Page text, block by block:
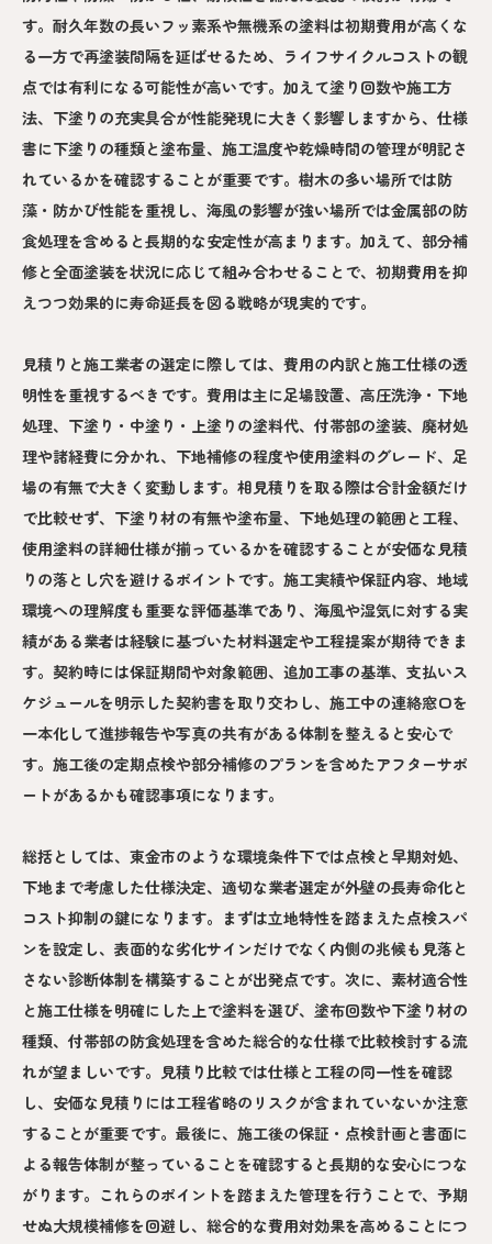
す。耐久年数の長いフッ素系や無機系の塗料は初期費用が高くな
る一方で再塗装間隔を延ばせるため、ライフサイクルコストの観
点では有利になる可能性が高いです。加えて塗り回数や施工方
法、下塗りの充実具合が性能発現に大きく影響しますから、仕様
書に下塗りの種類と塗布量、施工温度や乾燥時間の管理が明記さ
れているかを確認することが重要です。樹木の多い場所では防
藻・防かび性能を重視し、海風の影響が強い場所では金属部の防
食処理を含めると長期的な安定性が高まります。加えて、部分補
修と全面塗装を状況に応じて組み合わせることで、初期費用を抑
えつつ効果的に寿命延長を図る戦略が現実的です。
見積りと施工業者の選定に際しては、費用の内訳と施工仕様の透
明性を重視するべきです。費用は主に足場設置、高圧洗浄・下地
処理、下塗り・中塗り・上塗りの塗料代、付帯部の塗装、廃材処
理や諸経費に分かれ、下地補修の程度や使用塗料のグレード、足
場の有無で大きく変動します。相見積りを取る際は合計金額だけ
で比較せず、下塗り材の有無や塗布量、下地処理の範囲と工程、
使用塗料の詳細仕様が揃っているかを確認することが安価な見積
りの落とし穴を避けるポイントです。施工実績や保証内容、地域
環境への理解度も重要な評価基準であり、海風や湿気に対する実
績がある業者は経験に基づいた材料選定や工程提案が期待できま
す。契約時には保証期間や対象範囲、追加工事の基準、支払いス
ケジュールを明示した契約書を取り交わし、施工中の連絡窓口を
一本化して進捗報告や写真の共有がある体制を整えると安心で
す。施工後の定期点検や部分補修のプランを含めたアフターサポ
ートがあるかも確認事項になります。
総括としては、東金市のような環境条件下では点検と早期対処、
下地まで考慮した仕様決定、適切な業者選定が外壁の長寿命化と
コスト抑制の鍵になります。まずは立地特性を踏まえた点検スパ
ンを設定し、表面的な劣化サインだけでなく内側の兆候も見落と
さない診断体制を構築することが出発点です。次に、素材適合性
と施工仕様を明確にした上で塗料を選び、塗布回数や下塗り材の
種類、付帯部の防食処理を含めた総合的な仕様で比較検討する流
れが望ましいです。見積り比較では仕様と工程の同一性を確認
し、安価な見積りには工程省略のリスクが含まれていないか注意
することが重要です。最後に、施工後の保証・点検計画と書面に
よる報告体制が整っていることを確認すると長期的な安心につな
がります。これらのポイントを踏まえた管理を行うことで、予期
せぬ大規模補修を回避し、総合的な費用対効果を高めることにつ